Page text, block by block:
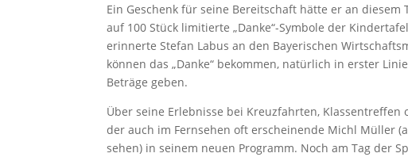
Ein Geschenk für seine Bereitschaft hätte er an
auf 100 Stück limitierte „Danke“-Symbole der
erinnerte Stefan Labus an den Bayerischen
können das „Danke“ bekommen, natürlich in erster
Beträge geben.
Über seine Erlebnisse bei Kreuzfahrten,
der auch im Fernsehen oft erscheinende Michl Müller
sehen) in seinem neuen Programm. Noch am Tag der